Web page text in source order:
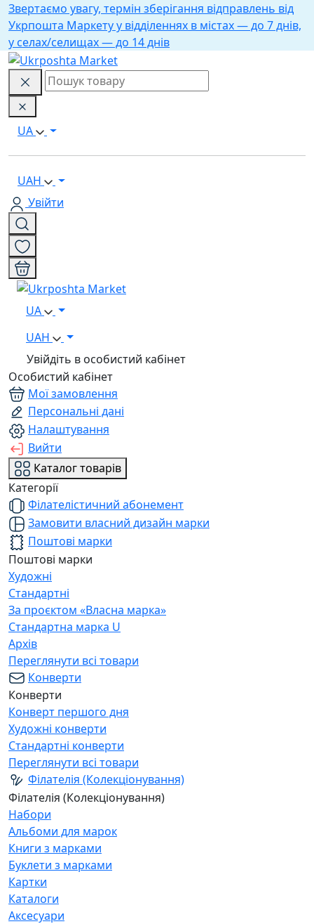
Звертаємо увагу, термін зберігання відправлень від
Укрпошта Маркету у відділеннях в містах — до 7 днів,
у селах/селищах — до 14 днів
UA
UAH
Увійти
UA
UAH
Увійдіть в особистий кабінет
Особистий кабінет
Мої замовлення
Персональні дані
Налаштування
Вийти
Каталог товарів
Категорії
Філателістичний абонемент
Замовити власний дизайн марки
Поштові марки
Поштові марки
Художні
Стандартні
За проєктом «Власна марка»
Стандартна марка U
Архів
Переглянути всі товари
Конверти
Конверти
Конверт першого дня
Художні конверти
Стандартні конверти
Переглянути всі товари
Філателія (Колекціонування)
Філателія (Колекціонування)
Набори
Альбоми для марок
Книги з марками
Буклети з марками
Картки
Каталоги
Аксесуари